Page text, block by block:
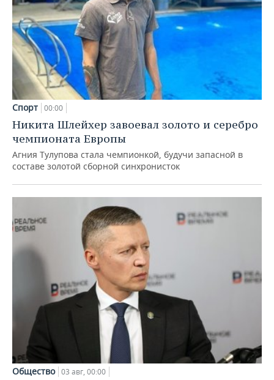
Спорт 00:00
Никита Шлейхер завоевал золото и серебро
чемпионата Европы
Агния Тулупова стала чемпионкой, будучи запасной в
составе золотой сборной синхронисток
Общество 03 авг, 00:00